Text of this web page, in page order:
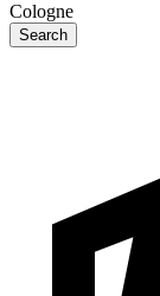
Cologne
Search